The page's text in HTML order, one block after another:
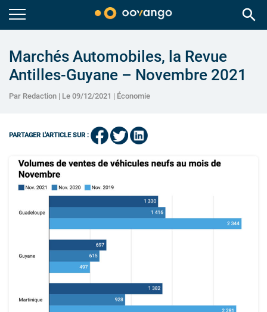
search
Marchés Automobiles, la Revue
Antilles-Guyane – Novembre 2021
Par Redaction | Le 09/12/2021 | Économie
PARTAGER L'ARTICLE SUR :